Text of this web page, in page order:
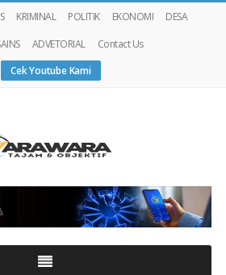
KRIMINAL POLITIK EKONOMI
DESA
ADVETORIAL
Contact Us
Cek Youtube Kami